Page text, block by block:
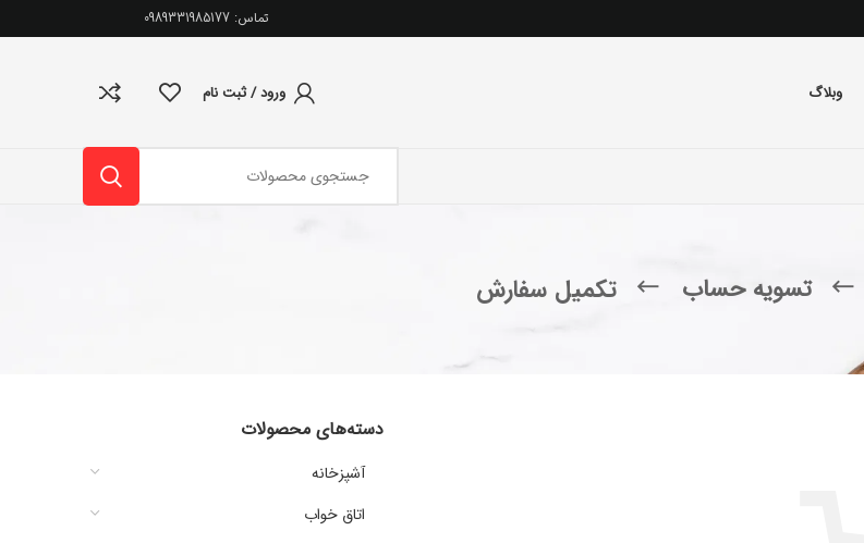
تماس: 0989331985177
وبلاگ ورود / ثبت نام
تسویه حساب تکمیل سفارش
دسته‌های محصولات
آشپزخانه
اتاق خواب